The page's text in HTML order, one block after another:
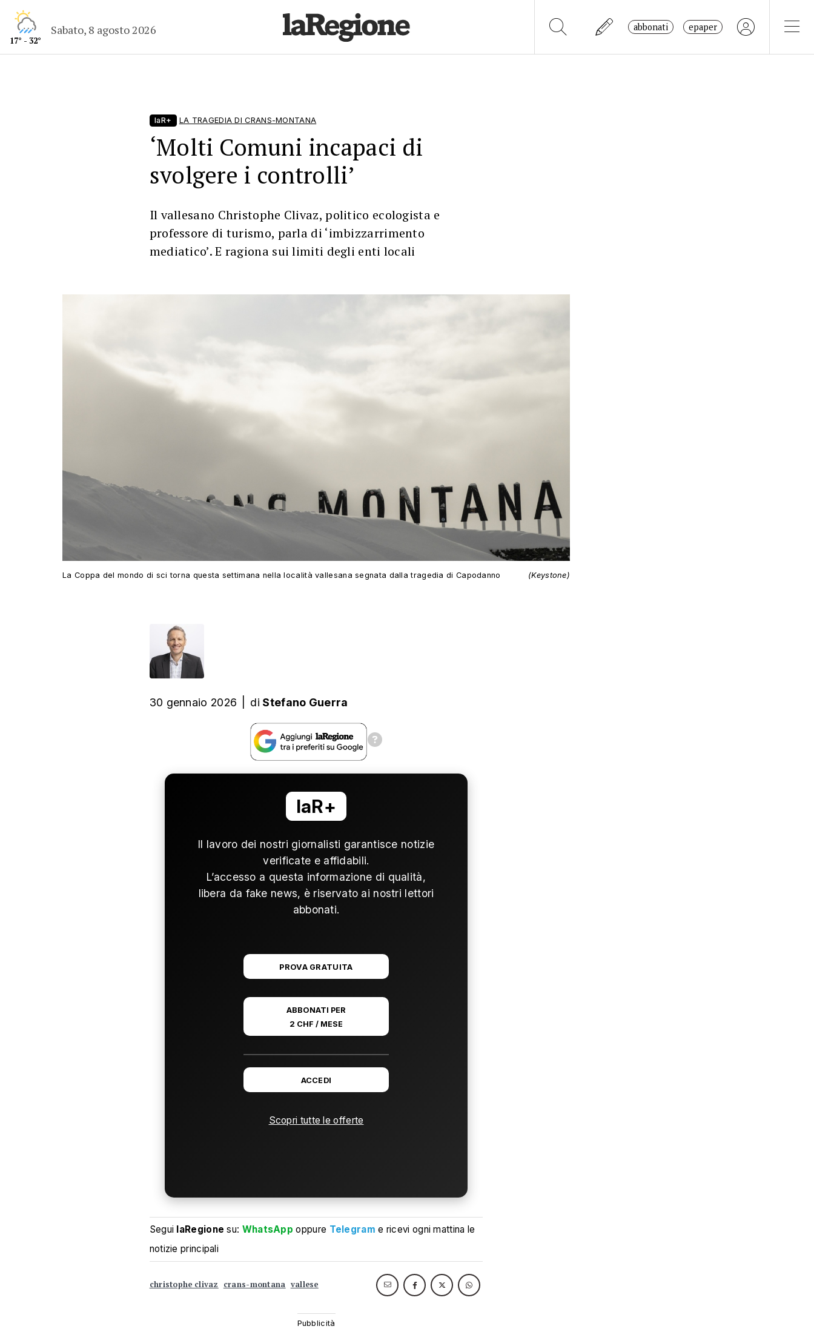
17° - 32°
Sabato, 8 agosto 2026 abbonati epaper
laR+ LA TRAGEDIA DI CRANS-MONTANA
‘Molti Comuni incapaci di
svolgere i controlli’
Il vallesano Christophe Clivaz, politico ecologista e
professore di turismo, parla di ‘imbizzarrimento
mediatico’. E ragiona sui limiti degli enti locali
La Coppa del mondo di sci torna questa settimana nella località vallesana segnata dalla tragedia di Capodanno (Keystone)
30 gennaio 2026 di Stefano Guerra
laR+
Il lavoro dei nostri giornalisti garantisce notizie
verificate e affidabili.
L’accesso a questa informazione di qualità,
libera da fake news, è riservato ai nostri lettori
abbonati.
PROVA GRATUITA
ABBONATI PER
2 CHF / MESE
ACCEDI
Scopri tutte le offerte
Segui laRegione su: WhatsApp oppure Telegram e ricevi ogni mattina le
notizie principali
christophe clivaz crans-montana vallese